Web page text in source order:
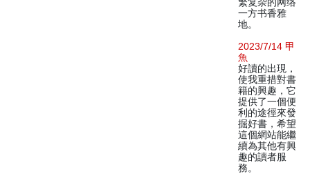
一方书香雅
地。
2023/7/14 甲
魚
好讀的出現，
使我重措對書
籍的興趣，它
提供了一個便
利的途徑來發
掘好書，希望
這個網站能繼
續為其他有興
趣的讀者服
務。